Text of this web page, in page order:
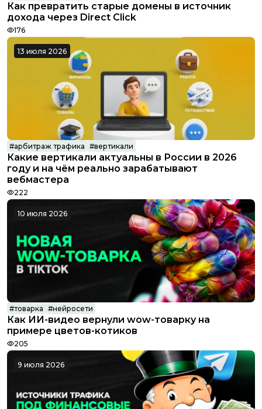
Conversion
Как превратить старые домены в источник
дохода через Direct Click
176
13 июля 2026
Saleads
#арбитраж трафика #вертикали
Какие вертикали актуальны в России в 2026
году и на чём реально зарабатывают
вебмастера
222
10 июля 2026
Conversion
#товарка #нейросети
Как ИИ-видео вернули wow-товарку на
примере цветов-котиков
205
9 июля 2026